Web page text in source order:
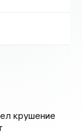
крушение